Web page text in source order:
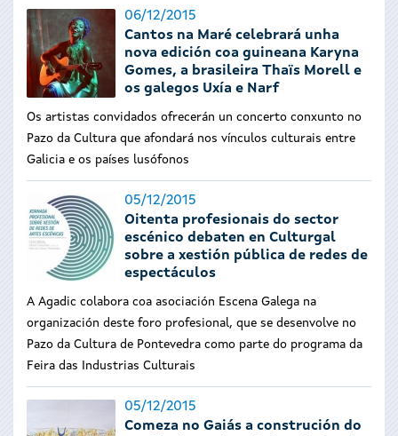
aquí
06/12/2015
Cantos na Maré celebrará unha
nova edición coa guineana Karyna
Gomes, a brasileira Thaïs Morell e
os galegos Uxía e Narf
Os artistas convidados ofrecerán un concerto conxunto no
Pazo da Cultura que afondará nos vínculos culturais entre
Galicia e os países lusófonos
05/12/2015
Oitenta profesionais do sector
escénico debaten en Culturgal
sobre a xestión pública de redes de
espectáculos
A Agadic colabora coa asociación Escena Galega na
organización deste foro profesional, que se desenvolve no
Pazo da Cultura de Pontevedra como parte do programa da
Feira das Industrias Culturais
05/12/2015
Comeza no Gaiás a construción do